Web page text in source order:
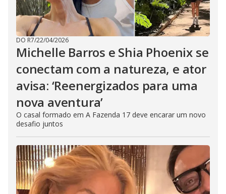
DO R7/22/04/2026
Michelle Barros e Shia Phoenix se
conectam com a natureza, e ator
avisa: ‘Reenergizados para uma
nova aventura’
O casal formado em A Fazenda 17 deve encarar um novo
desafio juntos